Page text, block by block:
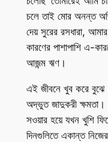
চলে তাই মোর অনন্ত
দেয় সুরের রসধারা,
কারণের পাশাপাশি এ-
আজন্ম ঋণ।
এই জীবনে খুব করে বুঝে
অদ্ভুত জাদুকরী
সওয়ার হয়ে যখন খুশি
দিনগুলিতে একান্ত